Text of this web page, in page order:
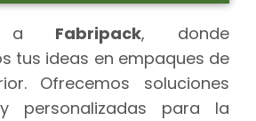
a Fabripack, donde
tus ideas en empaques de
Ofrecemos soluciones
personalizadas para la